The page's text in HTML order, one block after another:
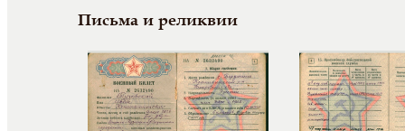
Письма и реликвии